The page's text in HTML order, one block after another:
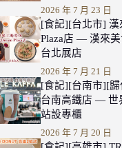
2026 年 7 月 23 日
[食記][台北市] 漢
Plaza店 — 漢來
台北展店
2026 年 7 月 21 日
[食記][台南市][
台南高鐵店 — 世
站設專櫃
2026 年 7 月 20 日